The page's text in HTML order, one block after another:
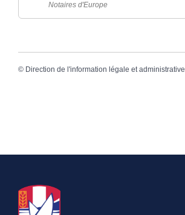
Notaires d'Europe
© Direction de l'information légale et administrative